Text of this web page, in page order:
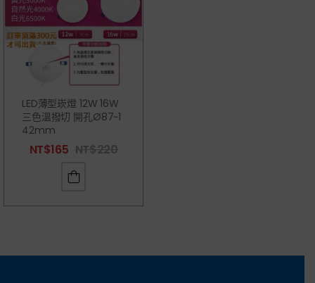
LED薄型崁燈 12W 16W
三色溫撥切 開孔Ø87~1
42mm
NT$165 NT$220